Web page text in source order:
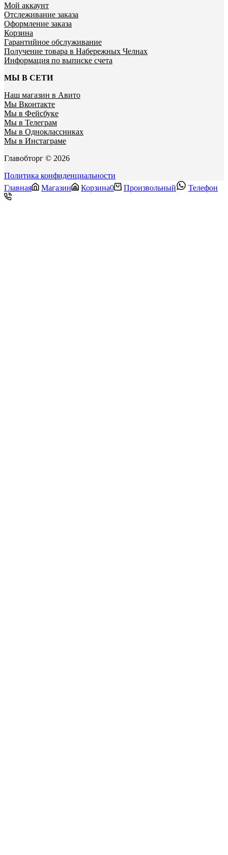
Мой аккаунт
Отслеживание заказа
Оформление заказа
Корзина
Гарантийное обслуживание
Получение товара в Набережных Челнах
Информация по выписке счета
МЫ В СЕТИ
Наш магазин в Авито
Мы Вконтакте
Мы в Фейсбуке
Мы в Телеграм
Мы в Одноклассниках
Мы в Инстаграме
Главобторг © 2026
Политика конфиденциальности
Главная
Магазин Корзина0 Произвольный Телефон